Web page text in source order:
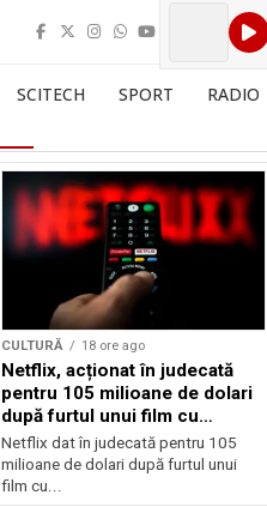
SCITECH SPORT RADIO
CULTURĂ 18 ore ago
Netflix, acționat în judecată
pentru 105 milioane de dolari
după furtul unui film cu
Nicolas Cage
Netflix dat în judecată pentru 105
milioane de dolari după furtul unui
film cu...